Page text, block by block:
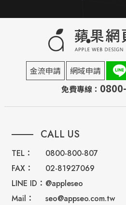
金流申請 網域申請
免費專線：
CALL US
TEL：
0800-800-807
FAX：
02-81927069
LINE ID： @appleseo
Mail：
seo@appseo.com.tw